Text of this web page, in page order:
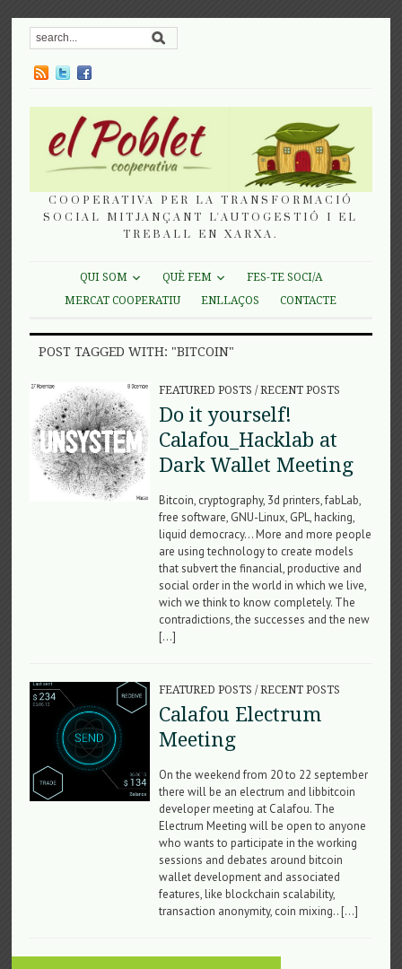
COOPERATIVA PER LA TRANSFORMACIÓ
SOCIAL MITJANÇANT L'AUTOGESTIÓ I EL
TREBALL EN XARXA.
QUI SOM QUÈ FEM
FES-TE SOCI/A
MERCAT COOPERATIU
ENLLAÇOS CONTACTE
POST TAGGED WITH: "BITCOIN"
FEATURED POSTS /RECENT POSTS
Do it yourself!
Calafou_Hacklab at
Dark Wallet Meeting
Bitcoin, cryptography, 3d printers, fabLab,
free software, GNU-Linux, GPL, hacking,
liquid democracy… More and more people
are using technology to create models
that subvert the financial, productive and
social order in the world in which we live,
wich we think to know completely. The
contradictions, the successes and the new
[…]
FEATURED POSTS /RECENT POSTS
Calafou Electrum
Meeting
On the weekend from 20 to 22 september
there will be an electrum and libbitcoin
developer meeting at Calafou. The
Electrum Meeting will be open to anyone
who wants to participate in the working
sessions and debates around bitcoin
wallet development and associated
features, like blockchain scalability,
transaction anonymity, coin mixing.. […]